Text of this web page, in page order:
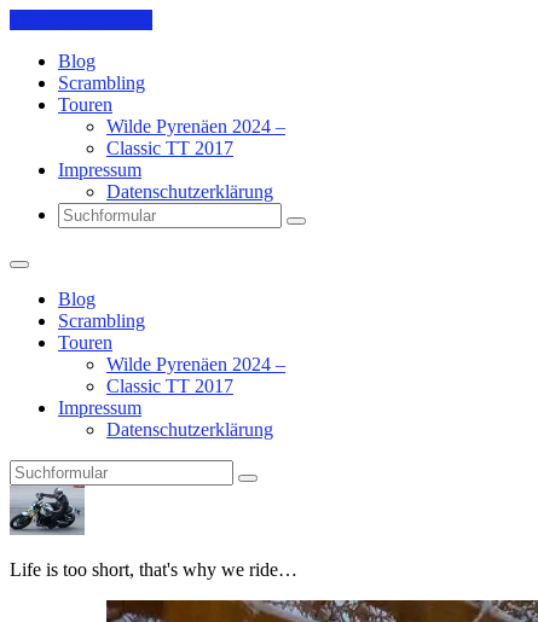
Blog
Scrambling
Touren
Wilde Pyrenäen 2024 –
Classic TT 2017
Impressum
Datenschutzerklärung
Search
Blog
Scrambling
Touren
Wilde Pyrenäen 2024 –
Classic TT 2017
Impressum
Datenschutzerklärung
Search
Pit's
Blog
Life is too short, that's why we ride…